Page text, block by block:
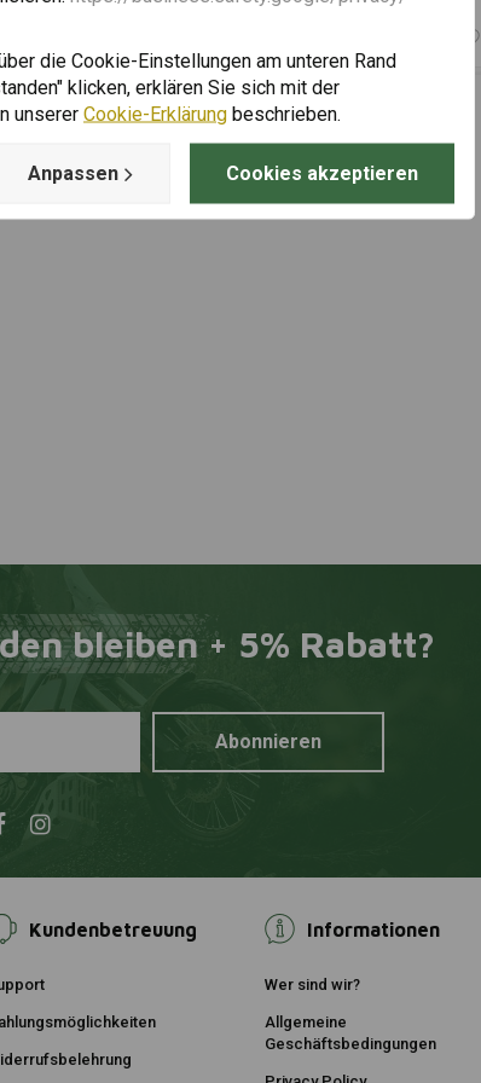
Wunschzettel
bleiben + 5% Rabatt?
Abonnieren
Kundenbetreuung Informationen
Wer sind wir?
Allgemeine
Geschäftsbedingungen
die Cookie-Einstellungen am unteren Rand
klicken, erklären Sie sich mit der
unserer Cookie-Erklärung beschrieben.
Anpassen Cookies akzeptieren